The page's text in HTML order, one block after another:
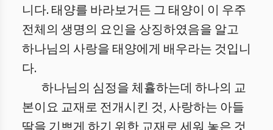
니다. 태양를 바라보거든 그 태양이 이 우주
전체의 생명의 요인을 상징하였음을 알고
하나님의 사랑을 태양에게 배우라는 것입니
다.
하나님의 심정을 체휼하는데 하나의 교
본이요 교재로 전개시킨 것, 사랑하는 아들